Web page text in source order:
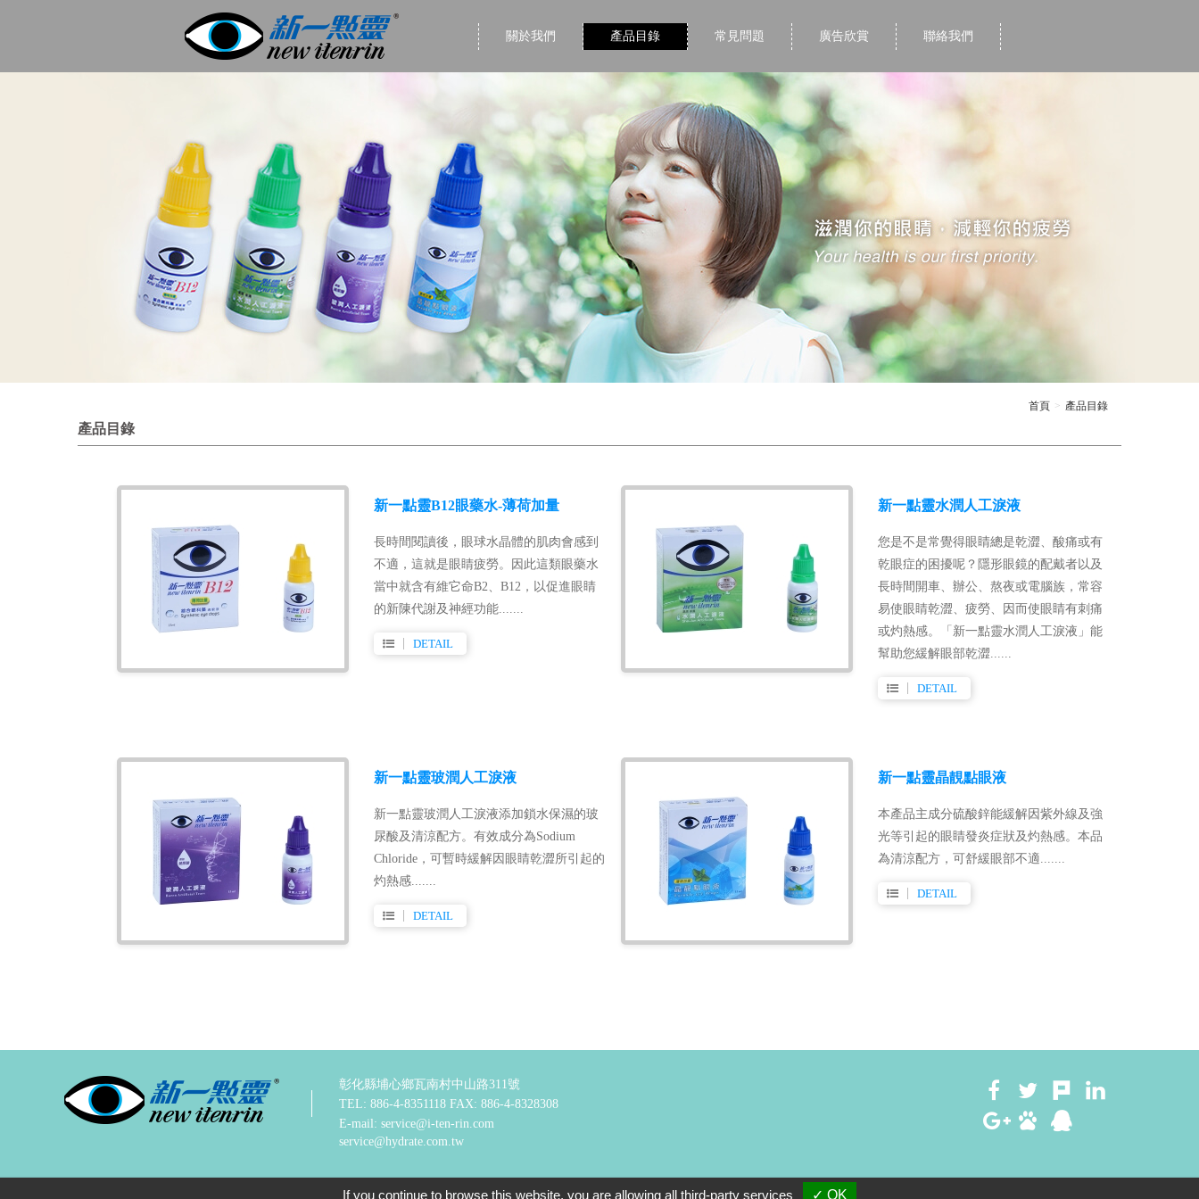
關於我們 產品目錄 常見問題 廣告欣賞 聯絡我們
首頁 產品目錄
產品目錄
新一點靈B12眼藥水-薄荷加量
長時間閱讀後，眼球水晶體的肌肉會感到
不適，這就是眼睛疲勞。因此這類眼藥水
當中就含有維它命B2、B12，以促進眼睛
的新陳代謝及神經功能.......
DETAIL
新一點靈水潤人工淚液
您是不是常覺得眼睛總是乾澀、酸痛或有
乾眼症的困擾呢？隱形眼鏡的配戴者以及
長時間開車、辦公、熬夜或電腦族，常容
易使眼睛乾澀、疲勞、因而使眼睛有刺痛
或灼熱感。「新一點靈水潤人工淚液」能
幫助您緩解眼部乾澀......
DETAIL
新一點靈玻潤人工淚液
新一點靈玻潤人工淚液添加鎖水保濕的玻
尿酸及清涼配方。有效成分為Sodium
Chloride，可暫時緩解因眼睛乾澀所引起的
灼熱感.......
DETAIL
新⼀點靈晶靚點眼液
本產品主成分硫酸鋅能緩解因紫外線及強
光等引起的眼睛發炎症狀及灼熱感。本品
為清涼配⽅，可舒緩眼部不適.......
DETAIL
彰化縣埔心鄉瓦南村中山路311號
TEL: 886-4-8351118 FAX: 886-4-8328308
E-mail: service@i-ten-rin.com
service@hydrate.com.tw
© Copyright 新一點靈企業股份有限公司 All Rights Reserved. Design by Taiwan Products B2BManufactures B2BChinaSources
If you continue to browse this website, you are allowing all third-party services ✓ OK